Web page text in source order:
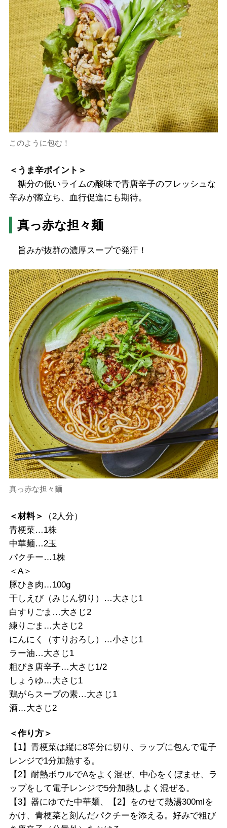
このように包む！
＜うま辛ポイント＞
糖分の低いライムの酸味で青唐辛子のフレッシュな
辛みが際立ち、血行促進にも期待。
真っ赤な担々麺
旨みが抜群の濃厚スープで発汗！
真っ赤な担々麺
＜材料＞
（2人分）
青梗菜…1株
中華麺…2玉
パクチー…1株
＜A＞
豚ひき肉…100g
干しえび（みじん切り）…大さじ1
白すりごま…大さじ2
練りごま…大さじ2
にんにく（すりおろし）…小さじ1
ラー油…大さじ1
粗びき唐辛子…大さじ1/2
しょうゆ…大さじ1
鶏がらスープの素…大さじ1
酒…大さじ2
＜作り方＞
【1】青梗菜は縦に8等分に切り、ラップに包んで電子
レンジで1分加熱する。
【2】耐熱ボウルでAをよく混ぜ、中心をくぼませ、ラ
ップをして電子レンジで5分加熱しよく混ぜる。
【3】器にゆでた中華麺、【2】をのせて熱湯300mlを
かけ、青梗菜と刻んだパクチーを添える。好みで粗び